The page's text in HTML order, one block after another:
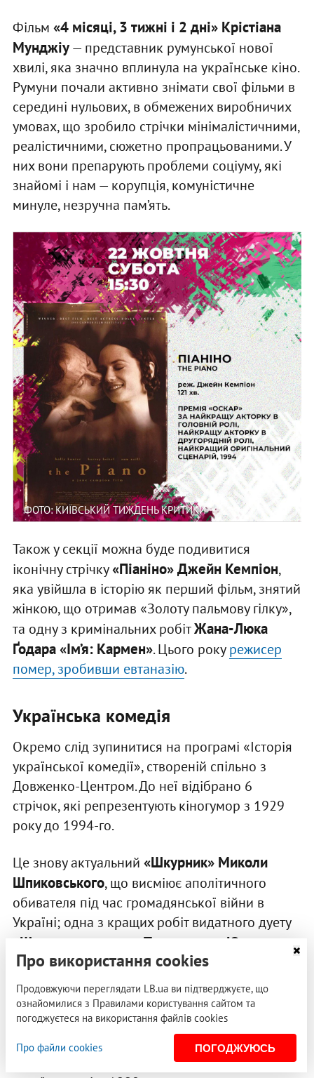
Фільм «4 місяці, 3 тижні і 2 дні» Крістіана
Мунджіу— представник румунської нової
хвилі, яка значно вплинула на українське кіно.
Румуни почали активно знімати свої фільми в
середині нульових, в обмежених виробничих
умовах, що зробило стрічки мінімалістичними,
реалістичними, сюжетно пропрацьованими. У
них вони препарують проблеми соціуму, які
знайомі і нам — корупція, комуністичне
минуле, незручна пам’ять.
ФОТО: КИЇВСЬКИЙ ТИЖДЕНЬ КРИТИКИ
Також у секції можна буде подивитися
іконічну стрічку«Піаніно» Джейн Кемпіон,
яка увійшла в історію як перший фільм, знятий
жінкою, що отримав «Золоту пальмову гілку»,
та одну з кримінальних робітЖана-Люка
Ґодара «Ім’я: Кармен». Цього рокурежисер
помер, зробивши евтаназію.
Українська комедія
Окремо слід зупинитися на програмі «Історія
української комедії», створеній спільно з
Довженко-Центром. До неї відібрано 6
стрічок, які репрезентують кіногумор з 1929
року до 1994-го.
Це знову актуальний «Шкурник» Миколи
Шпиковського, що висміює аполітичного
обивателя під час громадянської війни в
Україні; одна з кращих робіт видатного дуету
«Штепсель одружує Тарапуньку» Юхима
Березіна та Юрія Тимошенка; легендарна
стрічка«За двома зайцями» Віктора Іванова
в українській озвучці; звитяжна козацька
комедія часів українського поетичного кіно
«Пропала грамота» Бориса Івченка; так
званий козаксплотейшн (так називають
Про використання cookies
Продовжуючи переглядати LB.ua ви підтверджуєте, що
ознайомилися з Правилами користування сайтом та
погоджуєтеся на використання файлів cookies
Про файли cookies ПОГОДЖУЮСЬ